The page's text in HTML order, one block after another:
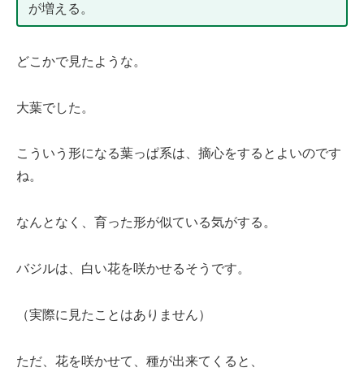
が増える。
どこかで見たような。
大葉でした。
こういう形になる葉っぱ系は、摘心をするとよいのです
ね。
なんとなく、育った形が似ている気がする。
バジルは、白い花を咲かせるそうです。
（実際に見たことはありません）
ただ、花を咲かせて、種が出来てくると、